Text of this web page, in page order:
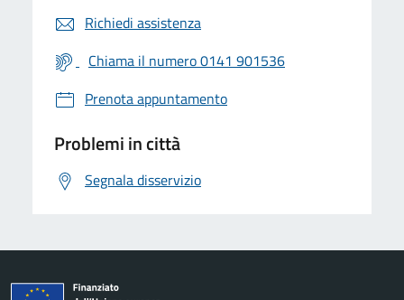
Richiedi assistenza
Chiama il numero 0141 901536
Prenota appuntamento
Problemi in città
Segnala disservizio